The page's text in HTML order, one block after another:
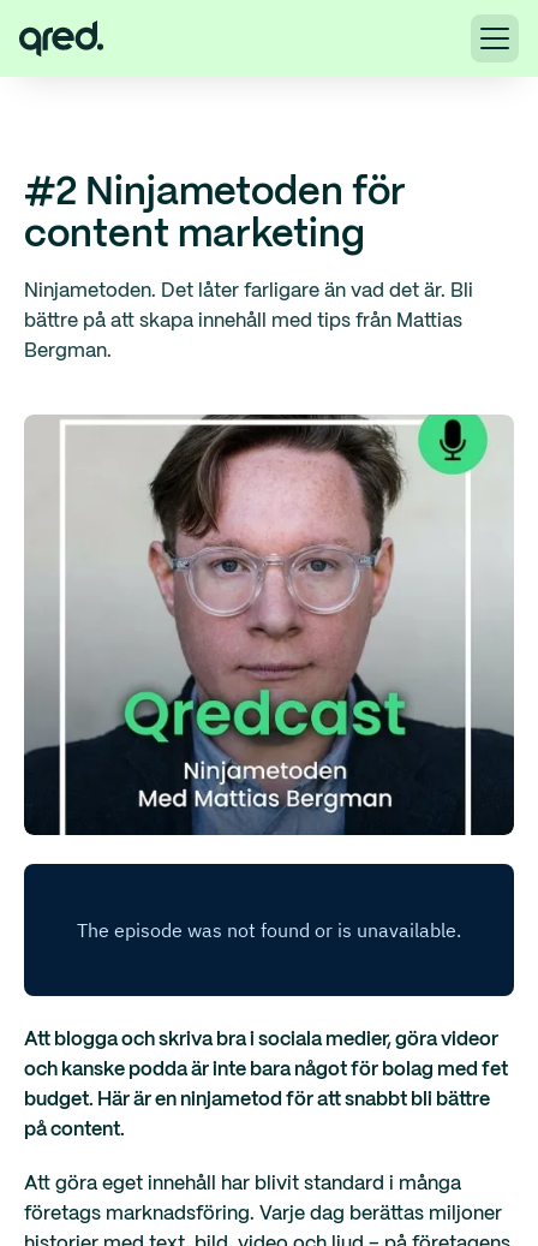
#2 Ninjametoden för
content marketing
Ninjametoden. Det låter farligare än vad det är. Bli
bättre på att skapa innehåll med tips från Mattias
Bergman.
Att blogga och skriva bra i sociala medier, göra videor
och kanske podda är inte bara något för bolag med fet
budget. Här är en ninjametod för att snabbt bli bättre
på content.
Att göra eget innehåll har blivit standard i många
företags marknadsföring. Varje dag berättas miljoner